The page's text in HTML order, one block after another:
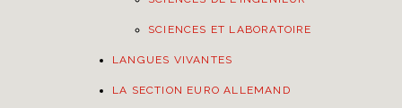
SCIENCES ET LABORATOIRE
LANGUES VIVANTES
LA SECTION EURO ALLEMAND